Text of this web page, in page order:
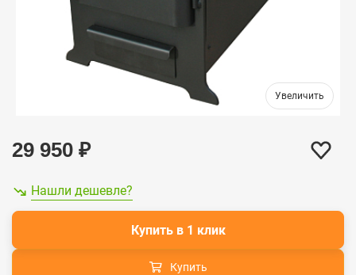
29 950 ₽
Нашли дешевле?
Купить
Купить в 1 клик